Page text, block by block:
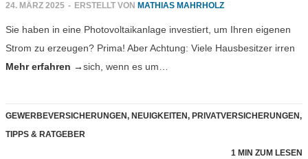
24. MÄRZ 2025 - ERSTELLT VON MATHIAS MAHRHOLZ
Sie haben in eine Photovoltaikanlage investiert, um Ihren eigenen
Strom zu erzeugen? Prima! Aber Achtung: Viele Hausbesitzer irren
sich, wenn es um…
Mehr erfahren →
GEWERBEVERSICHERUNGEN, NEUIGKEITEN, PRIVATVERSICHERUNGEN,
TIPPS & RATGEBER
1 MIN ZUM LESEN